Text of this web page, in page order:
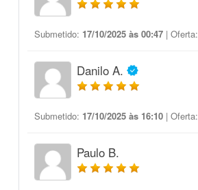
Submetido: 17/10/2025 às 00:47 | Oferta:
Danilo A.
Submetido: 17/10/2025 às 16:10 | Oferta:
Paulo B.